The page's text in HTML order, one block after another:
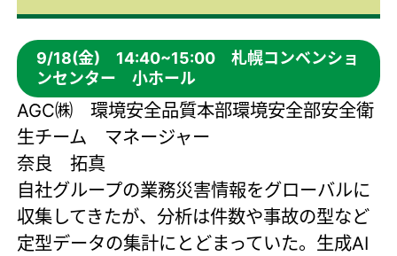
9/18(金) 14:40~15:00 札幌コンベンショ
ンセンター 小ホール
AGC㈱ 環境安全品質本部環境安全部安全衛
生チーム マネージャー
奈良 拓真
自社グループの業務災害情報をグローバルに
収集してきたが、分析は件数や事故の型など
定型データの集計にとどまっていた。生成AI